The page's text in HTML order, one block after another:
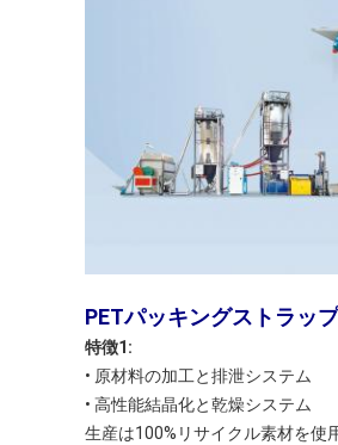
PETパッキングストラッ
特徴1:
• 原材料の加工と排泄システム
• 高性能結晶化と乾燥システム
生産は100%リサイクル素材を使